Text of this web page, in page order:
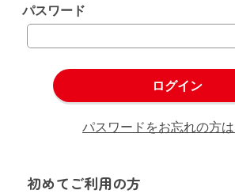
パスワード
パスワードをお忘れの方
初めてご利用の方